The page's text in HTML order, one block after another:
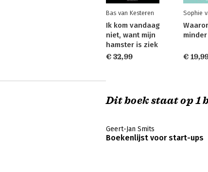
Bas van Kesteren
Ik kom vandaag
niet, want mijn
hamster is ziek
€ 32,99
Sophie
€
Dit boek staat op 1
Geert-Jan Smits
Boekenlijst voor start-ups